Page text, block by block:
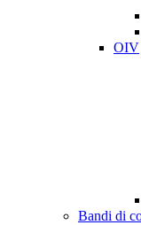
OIV
Bandi di